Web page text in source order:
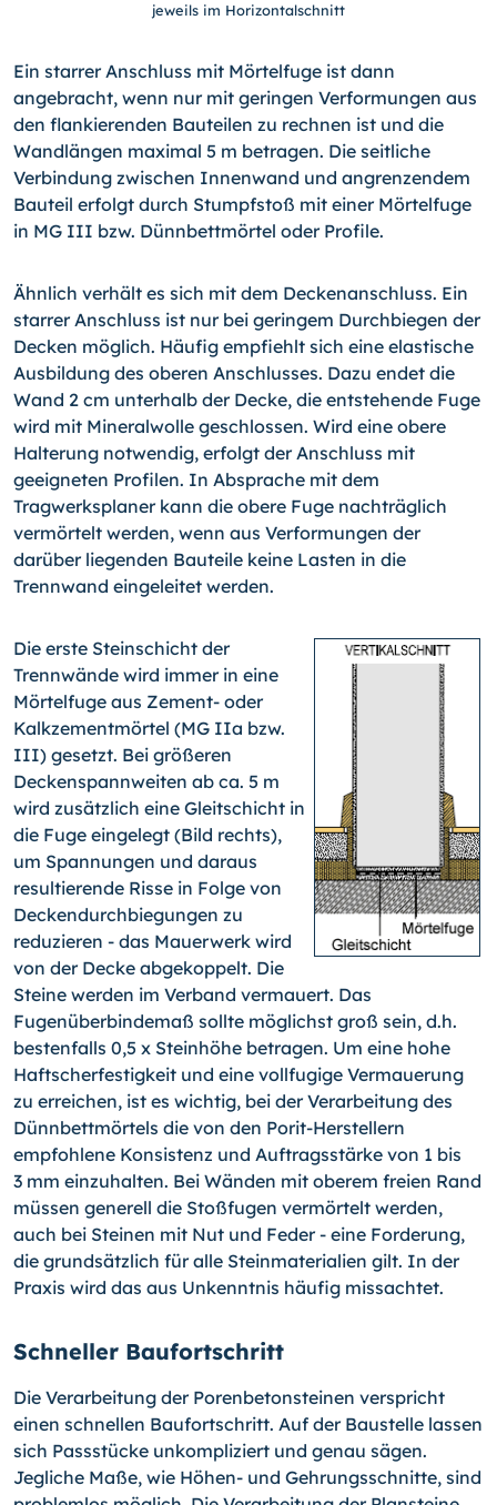
jeweils im Horizontalschnitt
Ein starrer Anschluss mit Mörtelfuge ist dann
angebracht, wenn nur mit geringen Verformungen aus
den flankierenden Bauteilen zu rechnen ist und die
Wandlängen maximal 5 m betragen. Die seitliche
Verbindung zwischen Innenwand und angrenzendem
Bauteil erfolgt durch Stumpfstoß mit einer Mörtelfuge
in MG III bzw. Dünnbettmörtel oder Profile.
Ähnlich verhält es sich mit dem Deckenanschluss. Ein
starrer Anschluss ist nur bei geringem Durchbiegen der
Decken möglich. Häufig empfiehlt sich eine elastische
Ausbildung des oberen Anschlusses. Dazu endet die
Wand 2 cm unterhalb der Decke, die entstehende Fuge
wird mit Mineralwolle geschlossen. Wird eine obere
Halterung notwendig, erfolgt der Anschluss mit
geeigneten Profilen. In Absprache mit dem
Tragwerksplaner kann die obere Fuge nachträglich
vermörtelt werden, wenn aus Verformungen der
darüber liegenden Bauteile keine Lasten in die
Trennwand eingeleitet werden.
Die erste Steinschicht der
Trennwände wird immer in eine
Mörtelfuge aus Zement- oder
Kalkzementmörtel (MG IIa bzw.
III) gesetzt. Bei größeren
Deckenspannweiten ab ca. 5 m
wird zusätzlich eine Gleitschicht in
die Fuge eingelegt (Bild rechts),
um Spannungen und daraus
resultierende Risse in Folge von
Deckendurchbiegungen zu
reduzieren - das Mauerwerk wird
von der Decke abgekoppelt. Die
Steine werden im Verband vermauert. Das
Fugenüberbindemaß sollte möglichst groß sein, d.h.
bestenfalls 0,5 x Steinhöhe betragen. Um eine hohe
Haftscherfestigkeit und eine vollfugige Vermauerung
zu erreichen, ist es wichtig, bei der Verarbeitung des
Dünnbettmörtels die von den Porit-Herstellern
empfohlene Konsistenz und Auftragsstärke von 1 bis
3 mm einzuhalten. Bei Wänden mit oberem freien Rand
müssen generell die Stoßfugen vermörtelt werden,
auch bei Steinen mit Nut und Feder - eine Forderung,
die grundsätzlich für alle Steinmaterialien gilt. In der
Praxis wird das aus Unkenntnis häufig missachtet.
Schneller Baufortschritt
Die Verarbeitung der Porenbetonsteinen verspricht
einen schnellen Baufortschritt. Auf der Baustelle lassen
sich Passstücke unkompliziert und genau sägen.
Jegliche Maße, wie Höhen- und Gehrungsschnitte, sind